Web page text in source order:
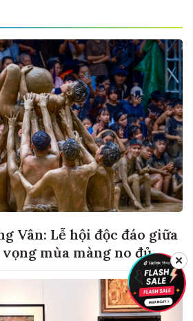
Vân: Lễ hội độc đáo giữa
mùa màng no đủ
✕